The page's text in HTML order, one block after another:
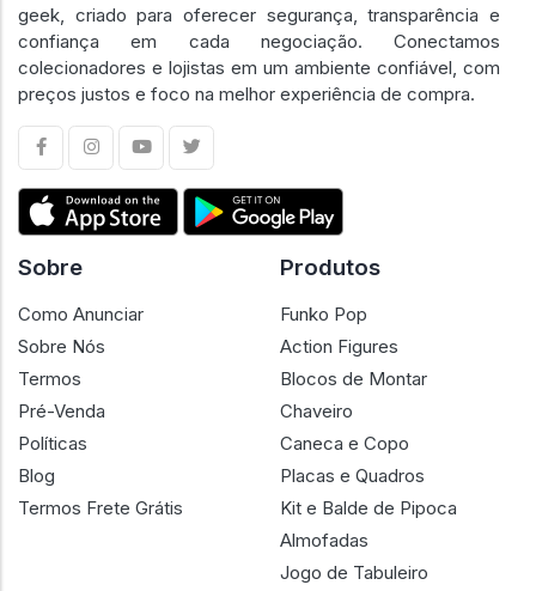
geek, criado para oferecer segurança, transparência e
confiança em cada negociação. Conectamos
colecionadores e lojistas em um ambiente confiável, com
preços justos e foco na melhor experiência de compra.
Sobre
Como Anunciar
Sobre Nós
Termos
Pré-Venda
Políticas
Blog
Termos Frete Grátis
Produtos
Funko Pop
Action Figures
Blocos de Montar
Chaveiro
Caneca e Copo
Placas e Quadros
Kit e Balde de Pipoca
Almofadas
Jogo de Tabuleiro